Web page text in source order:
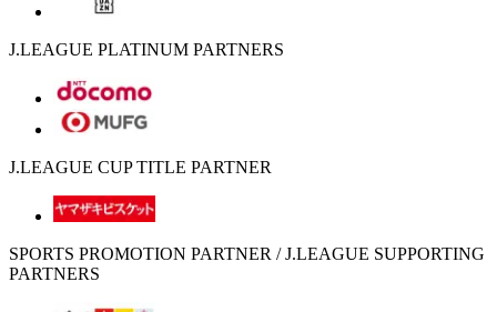
J.LEAGUE PLATINUM PARTNERS
J.LEAGUE CUP TITLE PARTNER
SPORTS PROMOTION PARTNER / J.LEAGUE SUPPORTING
PARTNERS